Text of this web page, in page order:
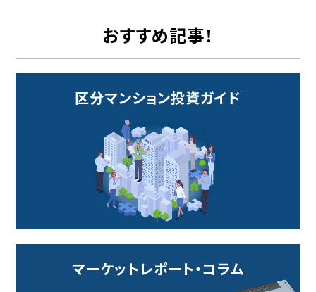
おすすめ記事！
区分マンション投資ガイド
マーケットレポート・コラム